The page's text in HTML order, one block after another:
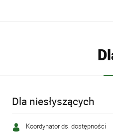
Dla niesłyszących
Koordynator ds. dostępności